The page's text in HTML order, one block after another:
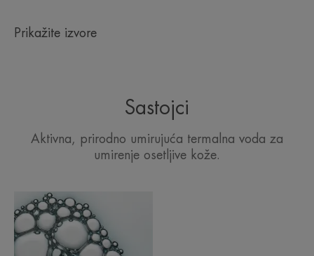
Prikažite izvore
Sastojci
Aktivna, prirodno umirujuća termalna voda za
umirenje osetljive kože.